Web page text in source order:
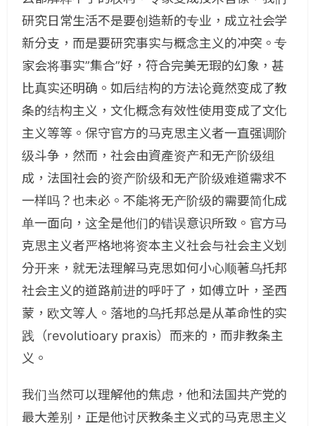
研究日常生活不是要创造新的专业，成立社会学
新分支，而是要研究事实与概念主义的冲突。专
家会将事实”集合”好，符合完美无瑕的幻象，甚
比真实还明确。如后结构的方法论竟然变成了教
条的结构主义，文化概念有效性使用变成了文化
主义等等。保守官方的马克思主义者一直强调阶
级斗争，然而，社会由資產资产和无产阶级组
成，法国社会的资产阶级和无产阶级难道需求不
一样吗？也未必。不能将无产阶级的需要简化成
单一面向，这全是他们的错误意识所致。官方马
克思主义者严格地将资本主义社会与社会主义划
分开来，就无法理解马克思如何小心顺著乌托邦
社会主义的道路前进的呼吁了，如傅立叶，圣西
蒙，欧文等人。落地的乌托邦总是从革命性的实
践（revolutioary praxis）而来的，而非教条主
义。
我们当然可以理解他的焦虑，他和法国共产党的
最大差别，正是他讨厌教条主义式的马克思主义